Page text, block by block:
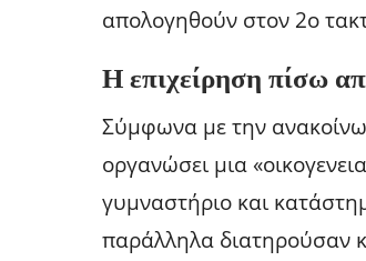
απολογηθούν στον 2ο
Η επιχείρηση πίσω
Σύμφωνα με την
οργανώσει μια
γυμναστήριο και
παράλληλα διατηρούσαν